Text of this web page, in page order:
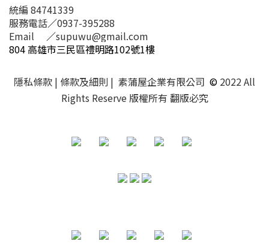
統編 84741339
服務電話／0937-395288
Email ／supuwu@gmail.com
804 高雄市三民區禮明路102號1樓
隱私條款 | 條款及細則 | 素蒲屋企業有限公司 © 2022 All
Rights Reserve 版權所有 翻版必究